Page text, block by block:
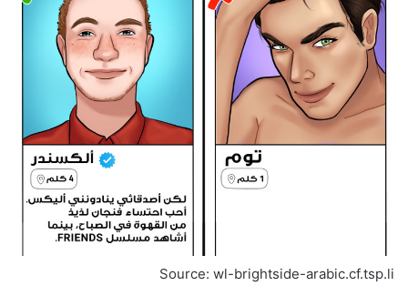
Source: wl-brightside-arabic.cf.tsp.li